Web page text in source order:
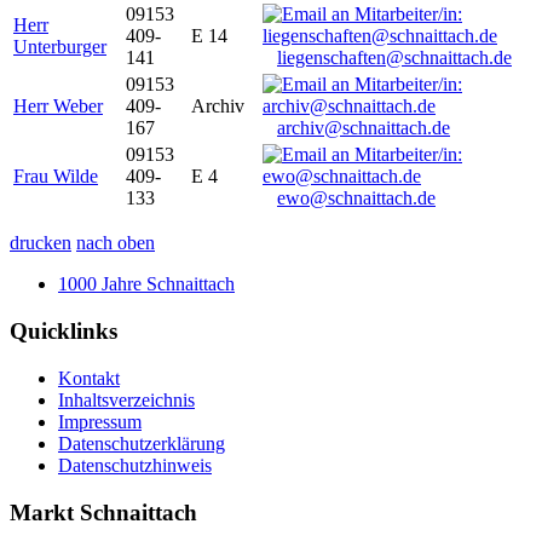
Herr
Unterburger
09153
409-
141
E 14
liegenschaften@schnaittach.de
Herr Weber
09153
409-
167
Archiv
archiv@schnaittach.de
Frau Wilde
09153
409-
133
E 4
ewo@schnaittach.de
drucken nach oben
1000 Jahre Schnaittach
Quicklinks
Kontakt
Inhaltsverzeichnis
Impressum
Datenschutzerklärung
Datenschutzhinweis
Markt Schnaittach